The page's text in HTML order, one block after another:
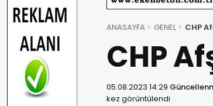
ANASAYFA GENEL CHP
CHP
05.08.2023 14:29
kez görüntülendi